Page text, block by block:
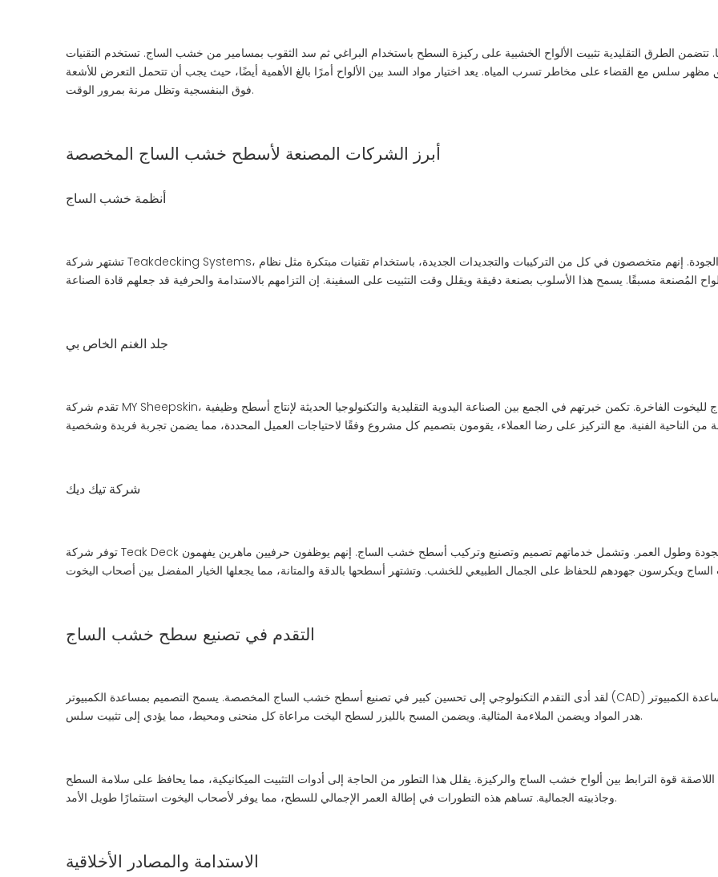
الطرق التقليدية تثبيت الألواح الخشبية على ركيزة السطح باستخدام البراغي ثم سد الثقوب بمسامير من خشب الساج. تستخدم التقنيات
مظهر سلس مع القضاء على مخاطر تسرب المياه. يعد اختيار مواد السد بين الألواح أمرًا بالغ الأهمية أيضًا، حيث يجب أن تتحمل التعرض للأشعة
فوق البنفسجية وتظل مرنة بمرور الوقت.
أبرز الشركات المصنعة لأسطح خشب الساج المخصصة
أنظمة خشب الساج
تشتهر شركة Teakdecking Systems، ومقرها الولايات المتحدة، بأسطح خشب الساج المخصصة عالية الجودة. إنهم متخصصون في كل من التركيبات والتجديدات الجديدة، باستخدام تقنيات مبتكرة مثل نظام
جلد الغنم الخاص بي
تقدم شركة MY Sheepskin، الواقعة في أوروبا، خدمات التزيين المخصصة من خشب الساج لليخوت الفاخرة. تكمن خبرتهم في الجمع بين الصناعة اليدوية التقليدية والتكنولوجيا الحديثة لإنتاج أسطح وظيفية
شركة تيك ديك
توفر شركة Teak Deck حلولاً مخصصة للتزيين من خشب الساج مع التركيز على الجودة وطول العمر. وتشمل خدماتهم تصميم وتصنيع وتركيب أسطح خشب الساج. إنهم يوظفون حرفيين ماهرين يفهمون
التقدم في تصنيع سطح خشب الساج
لقد أدى التقدم التكنولوجي إلى تحسين كبير في تصنيع أسطح خشب الساج المخصصة. يسمح التصميم بمساعدة الكمبيوتر (CAD) والتصنيع بمساعدة الكمبيوتر (CAM) بإجراء قياسات وقطع دقيقة، مما يقلل من
هدر المواد ويضمن الملاءمة المثالية. ويضمن المسح بالليزر لسطح اليخت مراعاة كل منحنى ومحيط، مما يؤدي إلى تثبيت سلس.
اللاصقة قوة الترابط بين ألواح خشب الساج والركيزة. يقلل هذا التطور من الحاجة إلى أدوات التثبيت الميكانيكية، مما يحافظ على سلامة السطح
وجاذبيته الجمالية. تساهم هذه التطورات في إطالة العمر الإجمالي للسطح، مما يوفر لأصحاب اليخوت استثمارًا طويل الأمد.
الاستدامة والمصادر الأخلاقية